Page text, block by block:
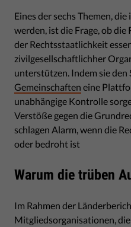
Eines der sechs Themen,
werden, ist die Frage, ob
der Rechtsstaatlichkeit
zivilgesellschaftlichher
unterstützen. Indem sie den
Gemeinschaften eine
unabhängige Kontrolle
Verstöße gegen die
schlagen Alarm, wenn die
oder bedroht ist
Warum die trüben
Im Rahmen der
Mitgliedsorganisationen,